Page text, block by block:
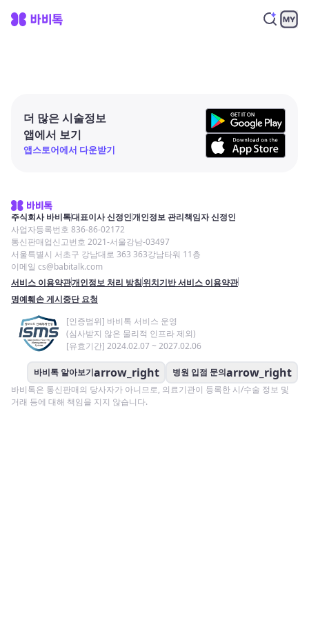
더 많은 시술정보
앱에서 보기
앱스토어에서 다운받기
주식회사 바비톡대표이사 신정인개인정보 관리책임자 신정인
사업자등록번호 836-86-02172
통신판매업신고번호 2021-서울강남-03497
서울특별시 서초구 강남대로 363 363강남타워 11층
이메일 cs@babitalk.com
서비스 이용약관개인정보 처리 방침위치기반 서비스 이용약관
명예훼손 게시중단 요청
[인증범위] 바비톡 서비스 운영
(심사받지 않은 물리적 인프라 제외)
[유효기간] 2024.02.07 ~ 2027.02.06
바비톡 알아보기arrow_right 병원 입점 문의arrow_right
바비톡은 통신판매의 당사자가 아니므로, 의료기관이 등록한 시/수술 정보 및
거래 등에 대해 책임을 지지 않습니다.